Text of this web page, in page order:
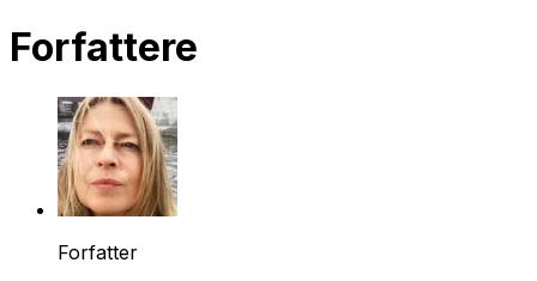
Forfattere
Forfatter